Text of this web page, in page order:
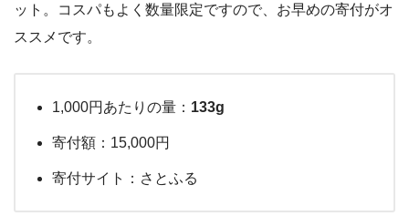
ット。コスパもよく数量限定ですので、お早めの寄付がオ
ススメです。
1,000円あたりの量： 133g
寄付額：15,000円
寄付サイト：さとふる